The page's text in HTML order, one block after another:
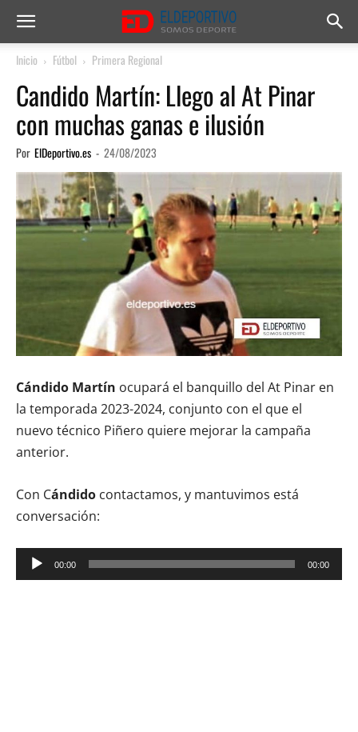
Inicio Fútbol Primera Regional
Candido Martín: Llego al At Pinar
con muchas ganas e ilusión
Por ElDeportivo.es - 24/08/2023
Cándido Martín ocupará el banquillo del At Pinar en
la temporada 2023-2024, conjunto con el que el
nuevo técnico Piñero quiere mejorar la campaña
anterior.
Con Cándido contactamos, y mantuvimos está
conversación:
Reproductor
de
00:00 00:00